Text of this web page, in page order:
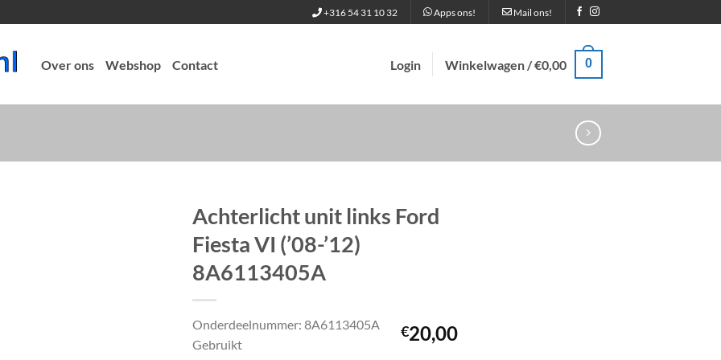
+316 54 31 10 32 Apps ons! Mail ons!
Over ons Webshop Contact Login Winkelwagen /€0,00 0
Achterlicht unit links Ford
Fiesta VI (’08-’12)
8A6113405A
€20,00
Onderdeelnummer: 8A6113405A
Gebruikt